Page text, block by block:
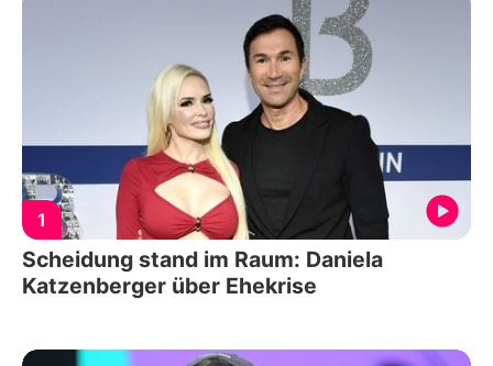
1
Scheidung stand im Raum: Daniela
Katzenberger über Ehekrise